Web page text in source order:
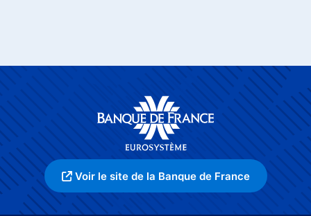
Voir le site de la Banque de France